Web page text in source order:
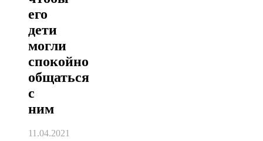
его
дети
могли
спокойно
общаться
с
ним
11.04.2021